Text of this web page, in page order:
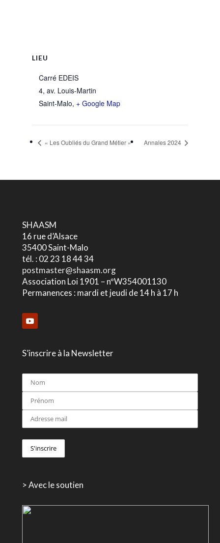
LIEU
Carré EDEIS
4, av. Louis-Martin
Saint-Malo, + Google Map
« Les Oubliés du Grand Métier » Annales 2024
SHAASM
16 rue d’Alsace
35400 Saint-Malo
tél. : 02 23 18 44 34
postmaster@shaasm.org
Association Loi 1901 – nºW354001130
Permanences : mardi et jeudi de 14 h à 17 h
S’inscrire à la Newsletter
> Avec le soutien